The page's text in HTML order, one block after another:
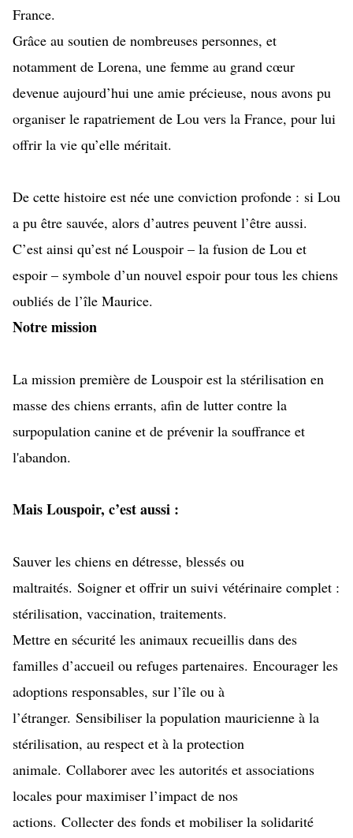
France.
Grâce au soutien de nombreuses personnes, et
notamment de Lorena, une femme au grand cœur
devenue aujourd’hui une amie précieuse, nous avons pu
organiser le rapatriement de Lou vers la France, pour lui
offrir la vie qu’elle méritait.
De cette histoire est née une conviction profonde : si Lou
a pu être sauvée, alors d’autres peuvent l’être aussi.
C’est ainsi qu’est né Louspoir – la fusion de Lou et
espoir – symbole d’un nouvel espoir pour tous les chiens
oubliés de l’île Maurice.
Notre mission
La mission première de Louspoir est la stérilisation en
masse des chiens errants, afin de lutter contre la
surpopulation canine et de prévenir la souffrance et
l'abandon.
Mais Louspoir, c’est aussi :
Sauver les chiens en détresse, blessés ou
maltraités. Soigner et offrir un suivi vétérinaire complet :
stérilisation, vaccination, traitements.
Mettre en sécurité les animaux recueillis dans des
familles d’accueil ou refuges partenaires. Encourager les
adoptions responsables, sur l’île ou à
l’étranger. Sensibiliser la population mauricienne à la
stérilisation, au respect et à la protection
animale. Collaborer avec les autorités et associations
locales pour maximiser l’impact de nos
actions. Collecter des fonds et mobiliser la solidarité